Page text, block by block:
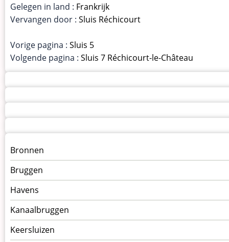
Gelegen in land : Frankrijk
Vervangen door : Sluis Réchicourt
Vorige pagina : Sluis 5
Volgende pagina : Sluis 7 Réchicourt-le-Château
Menu
kunstwerken
op
kunstwerkpagina
Bronnen
Bruggen
Havens
Kanaalbruggen
Keersluizen